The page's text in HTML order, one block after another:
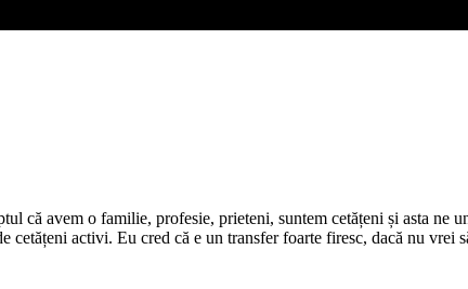
că avem o familie, profesie, prieteni, suntem cetățeni și asta ne
cetățeni activi. Eu cred că e un transfer foarte firesc, dacă nu